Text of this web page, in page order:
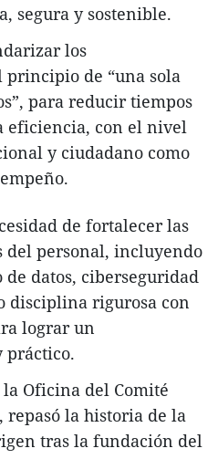
segura y sostenible.
los
de “una sola
para reducir tiempos
eficiencia, con el nivel
y ciudadano como
de fortalecer las
del personal, incluyendo
datos, ciberseguridad
disciplina rigurosa con
lograr un
práctico.
Oficina del Comité
repasó la historia de la
tras la fundación del